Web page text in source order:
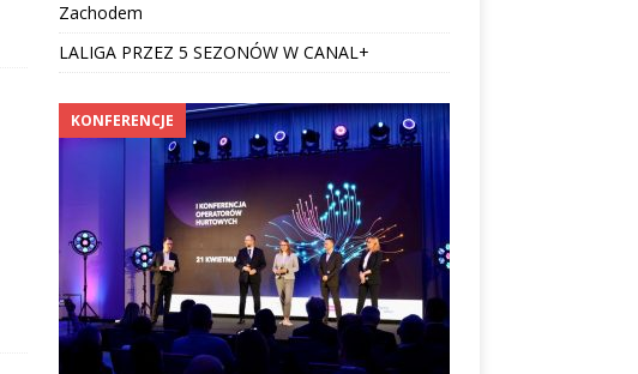
Zachodem
LALIGA PRZEZ 5 SEZONÓW W CANAL+
KONFERENCJE